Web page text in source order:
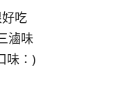
吃
滷味
味：)